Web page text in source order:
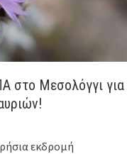
στο Μεσολόγγι για
εκδρομή